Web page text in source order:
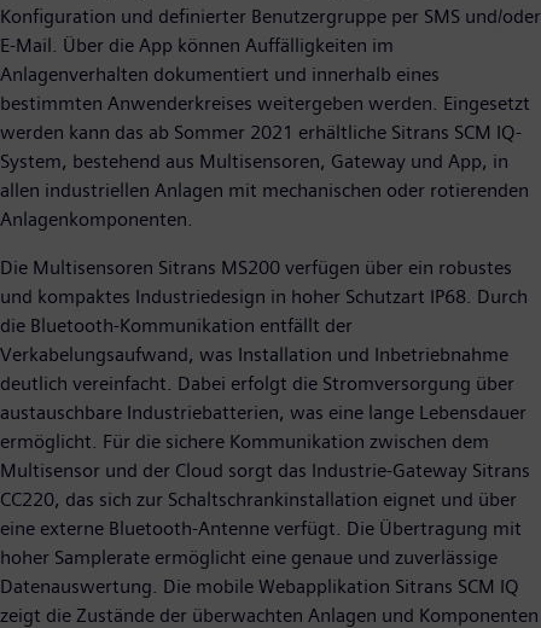
Konfiguration und definierter Benutzergruppe per SMS und/oder
E-Mail. Über die App können Auffälligkeiten im
Anlagenverhalten dokumentiert und innerhalb eines
bestimmten Anwenderkreises weitergeben werden. Eingesetzt
werden kann das ab Sommer 2021 erhältliche Sitrans SCM IQ-
System, bestehend aus Multisensoren, Gateway und App, in
allen industriellen Anlagen mit mechanischen oder rotierenden
Anlagenkomponenten.
Die Multisensoren Sitrans MS200 verfügen über ein robustes
und kompaktes Industriedesign in hoher Schutzart IP68. Durch
die Bluetooth-Kommunikation entfällt der
Verkabelungsaufwand, was Installation und Inbetriebnahme
deutlich vereinfacht. Dabei erfolgt die Stromversorgung über
austauschbare Industriebatterien, was eine lange Lebensdauer
ermöglicht. Für die sichere Kommunikation zwischen dem
Multisensor und der Cloud sorgt das Industrie-Gateway Sitrans
CC220, das sich zur Schaltschrankinstallation eignet und über
eine externe Bluetooth-Antenne verfügt. Die Übertragung mit
hoher Samplerate ermöglicht eine genaue und zuverlässige
Datenauswertung. Die mobile Webapplikation Sitrans SCM IQ
zeigt die Zustände der überwachten Anlagen und Komponenten